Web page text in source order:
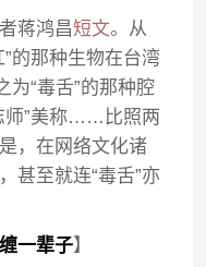
蒋鸿昌短文。从
的那种生物在台湾
为“毒舌”的那种腔
师”美称……比照两
，在网络文化诸
甚至就连“毒舌”亦
一辈子】